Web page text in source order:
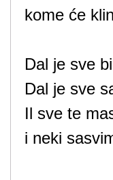
kome će
Dal je sve
Dal je sve
Il sve te
i neki